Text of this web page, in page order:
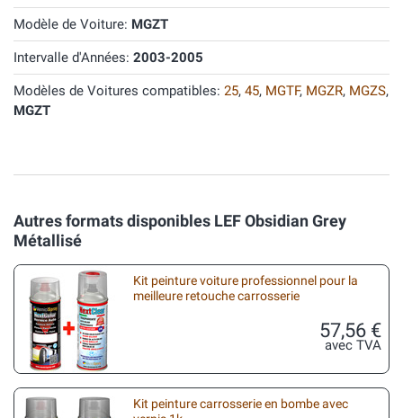
Modèle de Voiture: MGZT
Intervalle d'Années: 2003-2005
Modèles de Voitures compatibles: 25, 45, MGTF, MGZR, MGZS,
MGZT
Autres formats disponibles LEF Obsidian Grey
Métallisé
Kit peinture voiture professionnel pour la
meilleure retouche carrosserie
57,56 €
avec TVA
Kit peinture carrosserie en bombe avec